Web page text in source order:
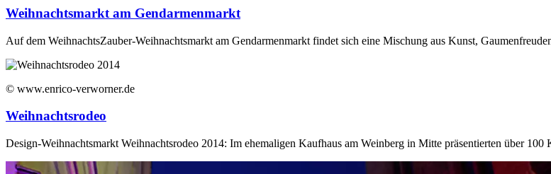
Weihnachtsmarkt am Gendarmenmarkt
Auf dem WeihnachtsZauber-Weihnachtsmarkt am Gendarmenmarkt findet sich eine Mischung aus Kunst,
© www.enrico-verworner.de
Weihnachtsrodeo
Design-Weihnachtsmarkt Weihnachtsrodeo 2014: Im ehemaligen Kaufhaus am Weinberg in Mitte präsentierten über